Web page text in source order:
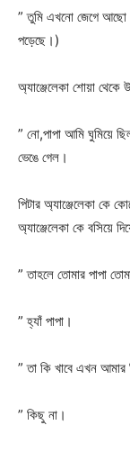
” তুমি এখনো জেগে আছো
পড়েছে।)
অ্যাঞ্জেলেকা শোয়া থেকে
” নো,পাপা আমি ঘুমিয়ে
ভেঙে গেল।
পিটার অ্যাঞ্জেলেকা কে
অ্যাঞ্জেলেকা কে বসিয়ে
” তাহলে তোমার পাপা
” হ্যাঁ পাপা।
” তা কি খাবে এখন আমার
” কিছু না।